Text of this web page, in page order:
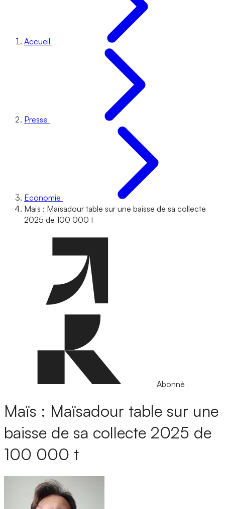
Accueil
Presse
Economie
Maïs : Maïsadour table sur une baisse de sa collecte
2025 de 100 000 t
Abonné
Maïs : Maïsadour table sur une
baisse de sa collecte 2025 de
100 000 t